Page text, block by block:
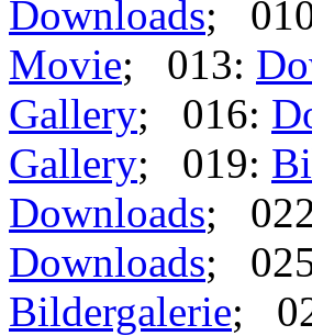
Downloads;
Movie; 013:
Gallery; 016:
Gallery; 019:
Downloads;
Downloads;
Bildergalerie;